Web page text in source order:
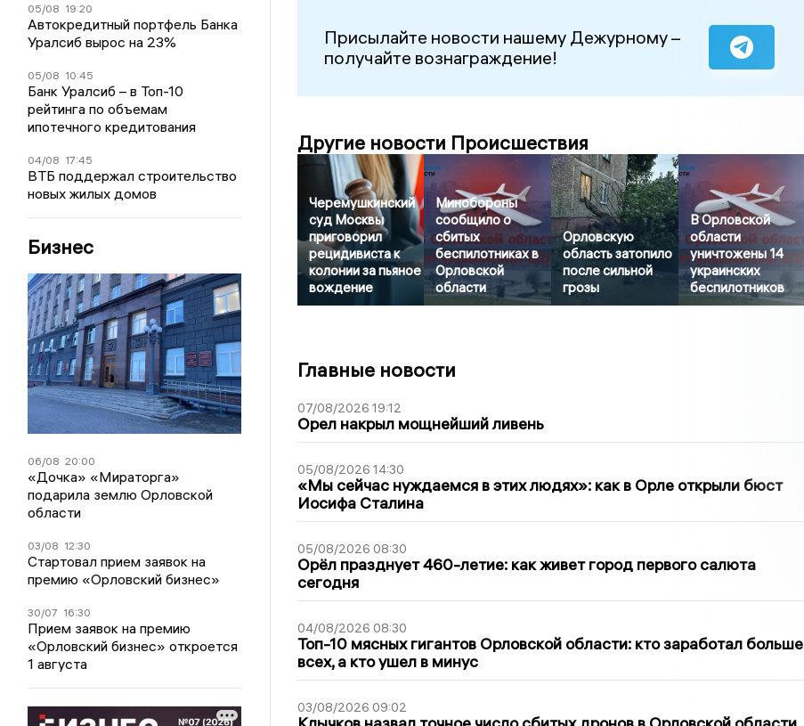
05/08 19:20
Автокредитный портфель Банка
Уралсиб вырос на 23%
05/08 10:45
Банк Уралсиб – в Топ-10
рейтинга по объемам
ипотечного кредитования
04/08 17:45
ВТБ поддержал строительство
новых жилых домов
Бизнес
06/08 20:00
«Дочка» «Мираторга»
подарила землю Орловской
области
03/08 12:30
Стартовал прием заявок на
премию «Орловский бизнес»
30/07 16:30
Прием заявок на премию
«Орловский бизнес» откроется
1 августа
Присылайте новости нашему Дежурному –
получайте вознаграждение!
Другие новости Происшествия
Черемушкинский
суд Москвы
приговорил
рецидивиста к
колонии за пьяное
вождение
Минобороны
сообщило о
сбитых
беспилотниках в
Орловской
области
Орловскую
область затопило
после сильной
грозы
В Орловской
области
уничтожены 14
украинских
беспилотников
Главные новости
07/08/2026 19:12
Орел накрыл мощнейший ливень
05/08/2026 14:30
«Мы сейчас нуждаемся в этих людях»: как в Орле открыли бюст
Иосифа Сталина
05/08/2026 08:30
Орёл празднует 460-летие: как живет город первого салюта
сегодня
04/08/2026 08:30
Топ-10 мясных гигантов Орловской области: кто заработал больше
всех, а кто ушел в минус
03/08/2026 09:02